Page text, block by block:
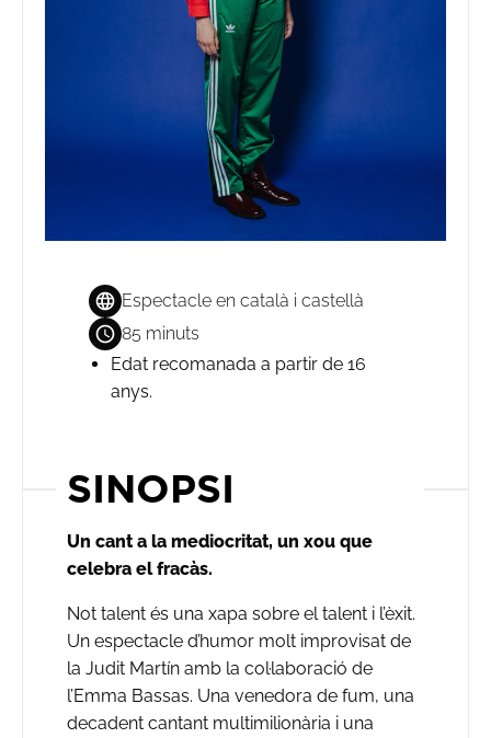
Espectacle en català i castellà
85 minuts
Edat recomanada a partir de 16
anys.
SINOPSI
Un cant a la mediocritat, un xou que
celebra el fracàs.
Not talent és una xapa sobre el talent i l’èxit.
Un espectacle d’humor molt improvisat de
la Judit Martín amb la col·laboració de
l’Emma Bassas. Una venedora de fum, una
decadent cantant multimilionària i una